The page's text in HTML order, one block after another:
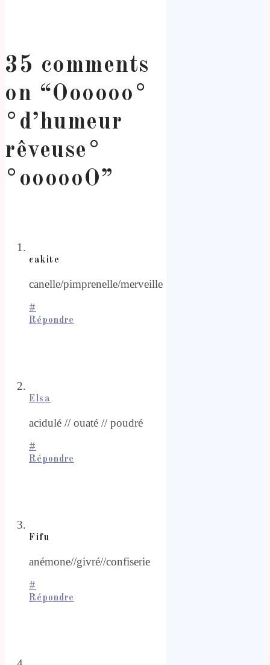
35 comments
on “Oooooo°
°d’humeur
rêveuse°
°oooooO”
cakite
canelle/pimprenelle/merveille
#
Répondre
Elsa
acidulé // ouaté // poudré
#
Répondre
Fifu
anémone//givré//confiserie
#
Répondre